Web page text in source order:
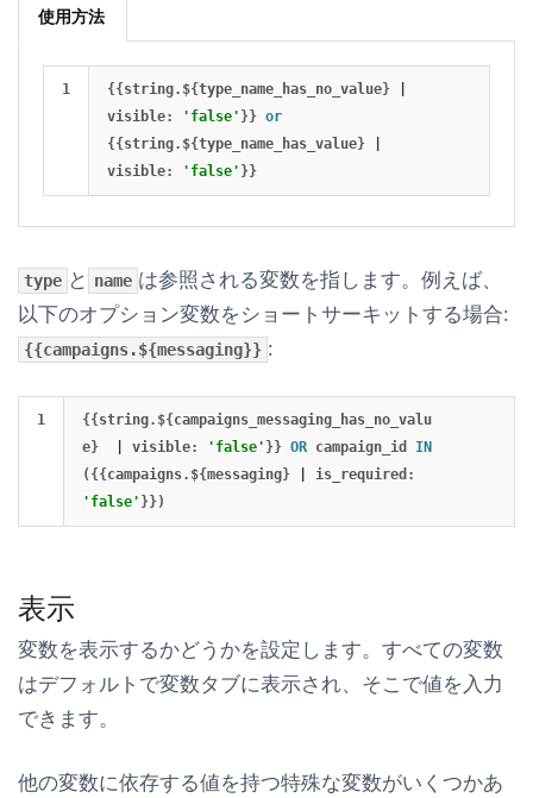
使用方法
{{ string. ${type_name_has_no_value}
visible: 'false' }} or
{{ string. ${type_name_has_value}
visible: 'false' }}
type と name は参照される変数を指します。例えば、
以下のオプション変数をショートサーキットする場合:
{{campaigns.${messaging}} :
{{ string. ${ campaigns_messaging_has_no_valu
e} visible: 'false' }} OR campaign_id
IN
({{ campaigns. ${messaging} is_required :
'false' }})
表示
変数を表示するかどうかを設定します。すべての変数
はデフォルトで変数タブに表示され、そこで値を入力
できます。
他の変数に依存する値を持つ特殊な変数がいくつかあ